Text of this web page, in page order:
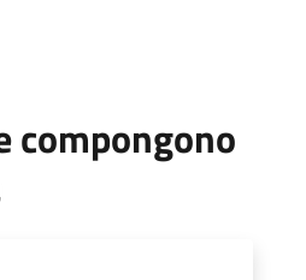
compongono